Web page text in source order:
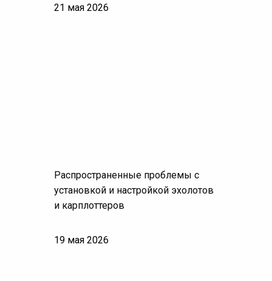
21 мая 2026
Распространенные проблемы с
установкой и настройкой эхолотов
и карплоттеров
19 мая 2026